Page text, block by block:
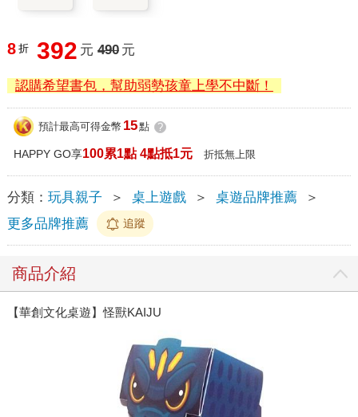
8 折 392 元 490 元
認購希望書包，幫助弱勢孩童上學不中斷！
預計最高可得金幣 15點 ?
HAPPY GO享100累1點 4點抵1元 折抵無上限
分類： 玩具親子 ＞ 桌上遊戲 ＞ 桌遊品牌推薦
＞
更多品牌推薦
追蹤
商品介紹
【華創文化桌遊】怪獸KAIJU